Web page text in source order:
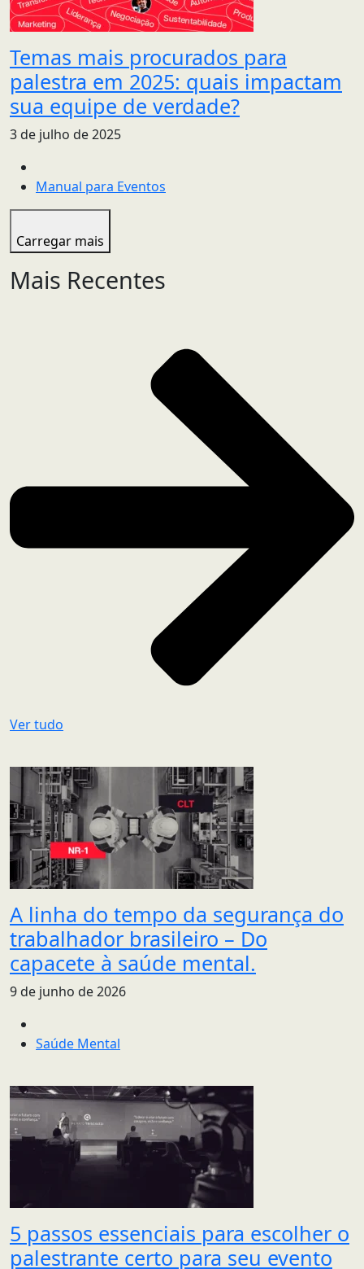
Temas mais procurados para
palestra em 2025: quais impactam
sua equipe de verdade?
3 de julho de 2025
Manual para Eventos
Carregar mais
Mais Recentes
Ver tudo
A linha do tempo da segurança do
trabalhador brasileiro – Do
capacete à saúde mental.
9 de junho de 2026
Saúde Mental
5 passos essenciais para escolher o
palestrante certo para seu evento